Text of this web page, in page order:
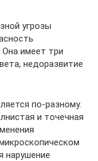
угрозы
Она имеет три
недоразвитие
по-разному.
и точечная
нарушение